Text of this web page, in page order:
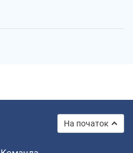
На початок